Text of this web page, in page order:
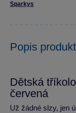
Sparkys
Popis
Dětská
červená
Už žádné slzy, jen